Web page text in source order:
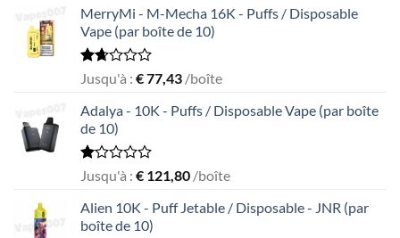
MerryMi - M-Mecha 16K - Puffs / Disposable
Vape (par boîte de 10)
Rated
out
of
5
Jusqu'à : €77,43 /boîte
Adalya - 10K - Puffs / Disposable Vape (par boîte
de 10)
Rated
out
of
5
Jusqu'à : € 121,80 /boîte
Alien 10K - Puff Jetable / Disposable - JNR (par
boîte de 10)